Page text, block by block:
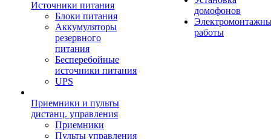
Источники питания
Блоки питания
Аккумуляторы
резервного
питания
Бесперебойные
источники питания
UPS
Приемники и пульты
дистанц. управления
Приемники
Пульты управления
домофонов
работы